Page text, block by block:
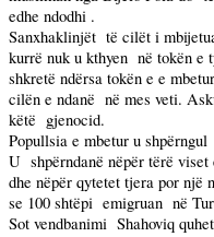
edhe ndodhi .
Sanxhaklinjët të cilët i
kurrë nuk u kthyen në tokën e
shkretë ndërsa tokën e e
cilën e ndanë në mes veti.
këtë gjenocid.
Popullsia e mbetur u shpërngul
U shpërndanë nëpër tërë
dhe nëpër qytetet tjera por një
se 100 shtëpi emigruan në
Sot vendbanimi Shahoviq quhet